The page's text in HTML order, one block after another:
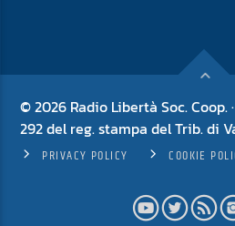
© 2026 Radio Libertà Soc. Coop.
292 del reg. stampa del Trib. di
PRIVACY POLICY COOKIE